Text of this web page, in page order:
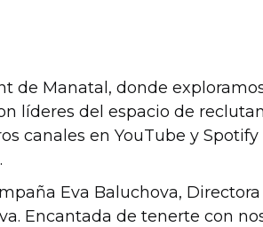
de Manatal, donde
líderes del espacio de
canales en YouTube y Spotify
Eva Baluchova,
Encantada de tenerte con